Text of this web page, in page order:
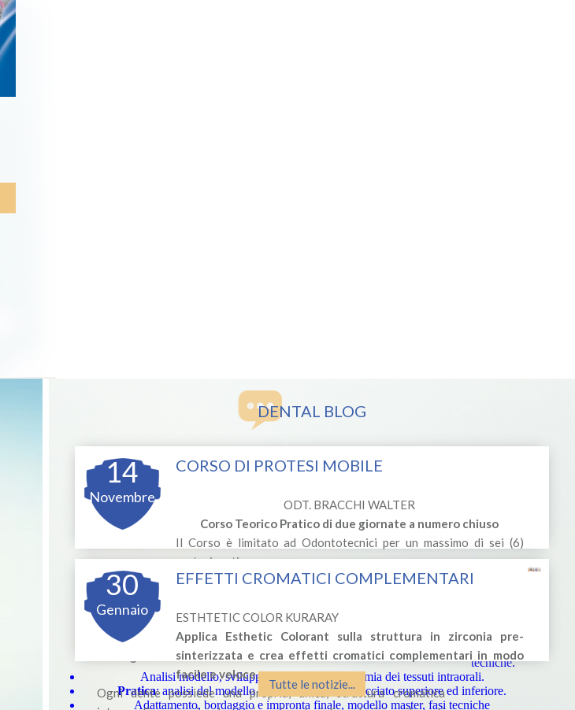
DENTAL BLOG
14
Novembre
CORSO DI PROTESI MOBILE
ODT. BRACCHI WALTER
Corso Teorico Pratico di due giornate a numero chiuso
Il Corso è limitato ad Odontotecnici per un massimo di sei (6)
partecipanti.
Si compone di due giornate in cui la parte teorica si alterna a parti
pratiche al fine di focalizzare e
concretizzare le nozioni apprese.
Descrizione Corso
Prima giornata
Attualità in protesi
Impronta primaria,
fasi cliniche e
tecniche.
Analisi modello, sviluppo del tracciato, anatomia dei tessuti intraorali.
Pratica: analisi del modello e realizzazione del tracciato superiore ed inferiore.
Adattamento, bordaggio e impronta finale, modello master, fasi tecniche
30
Gennaio
EFFETTI CROMATICI COMPLEMENTARI
ESTHTETIC COLOR KURARAY
Applica Esthetic Colorant sulla struttura in zirconia pre-
sinterizzata e crea effetti cromatici complementari in modo
facile e veloce.
Ogni dente possiede una propria, unica, struttura cromatica
Tutte le notizie...